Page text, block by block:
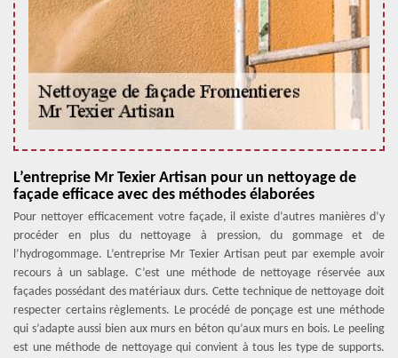
L’entreprise Mr Texier Artisan pour un nettoyage de
façade efficace avec des méthodes élaborées
Pour nettoyer efficacement votre façade, il existe d’autres manières d’y
procéder en plus du nettoyage à pression, du gommage et de
l’hydrogommage. L’entreprise Mr Texier Artisan peut par exemple avoir
recours à un sablage. C’est une méthode de nettoyage réservée aux
façades possédant des matériaux durs. Cette technique de nettoyage doit
respecter certains règlements. Le procédé de ponçage est une méthode
qui s’adapte aussi bien aux murs en béton qu’aux murs en bois. Le peeling
est une méthode de nettoyage qui convient à tous les type de supports.